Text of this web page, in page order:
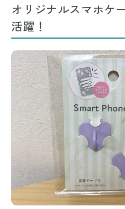
オリジナルスマホケ
活躍！